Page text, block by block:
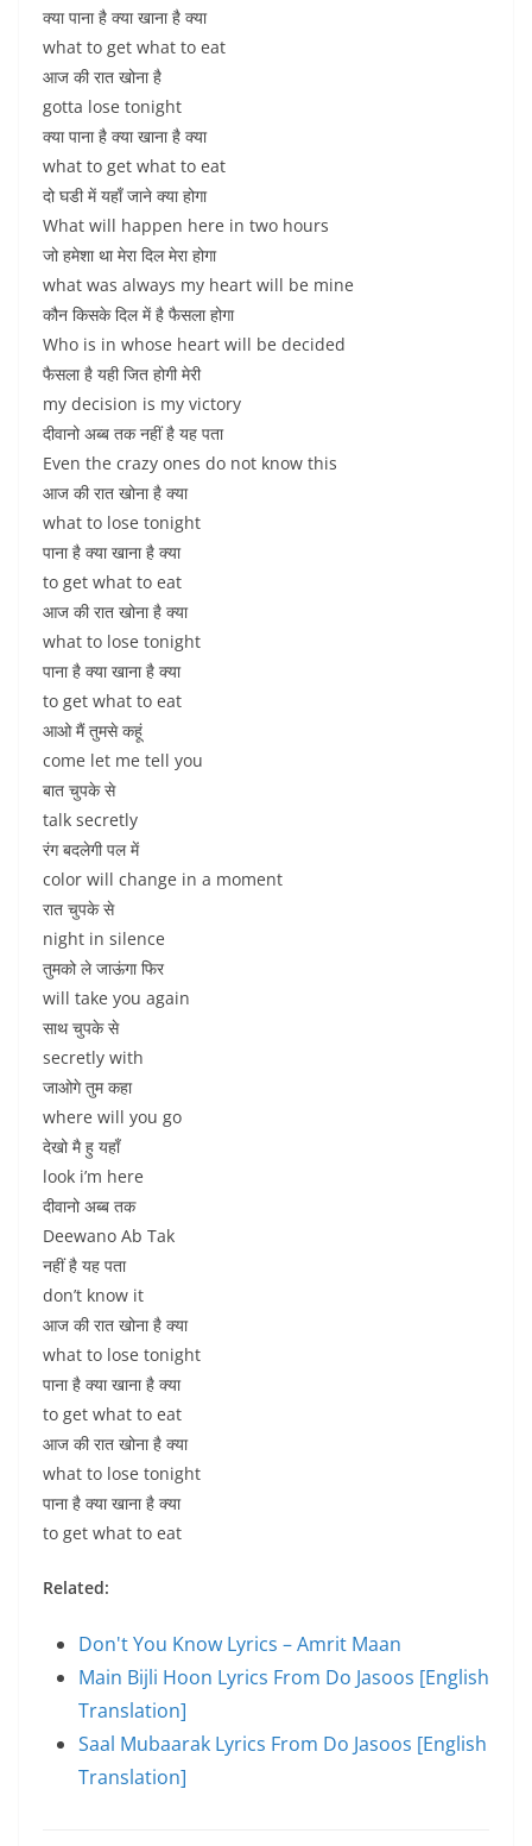
क्या पाना है क्या खाना है क्या
what to get what to eat
आज की रात खोना है
gotta lose tonight
क्या पाना है क्या खाना है क्या
what to get what to eat
दो घडी में यहाँ जाने क्या होगा
What will happen here in two hours
जो हमेशा था मेरा दिल मेरा होगा
what was always my heart will be mine
कौन किसके दिल में है फैसला होगा
Who is in whose heart will be decided
फैसला है यही जित होगी मेरी
my decision is my victory
दीवानो अब्ब तक नहीं है यह पता
Even the crazy ones do not know this
आज की रात खोना है क्या
what to lose tonight
पाना है क्या खाना है क्या
to get what to eat
आज की रात खोना है क्या
what to lose tonight
पाना है क्या खाना है क्या
to get what to eat
आओ मैं तुमसे कहूं
come let me tell you
बात चुपके से
talk secretly
रंग बदलेगी पल में
color will change in a moment
रात चुपके से
night in silence
तुमको ले जाऊंगा फिर
will take you again
साथ चुपके से
secretly with
जाओगे तुम कहा
where will you go
देखो मै हु यहाँ
look i’m here
दीवानो अब्ब तक
Deewano Ab Tak
नहीं है यह पता
don’t know it
आज की रात खोना है क्या
what to lose tonight
पाना है क्या खाना है क्या
to get what to eat
आज की रात खोना है क्या
what to lose tonight
पाना है क्या खाना है क्या
to get what to eat
Related:
Don't You Know Lyrics – Amrit Maan
Main Bijli Hoon Lyrics From Do Jasoos [English
Translation]
Saal Mubaarak Lyrics From Do Jasoos [English
Translation]